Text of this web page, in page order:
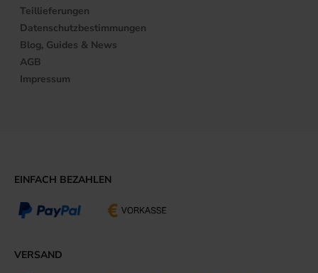
Teillieferungen
Datenschutzbestimmungen
Blog, Guides & News
AGB
Impressum
EINFACH BEZAHLEN
VERSAND